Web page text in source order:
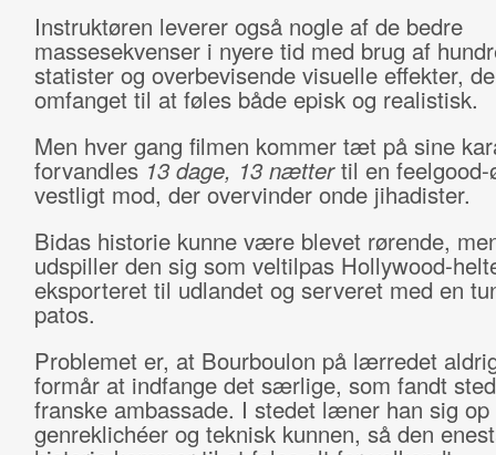
Instruktøren leverer også nogle af de bedre
massesekvenser i nyere tid med brug af
statister og overbevisende visuelle effekter,
omfanget til at føles både episk og realistisk.
Men hver gang filmen kommer tæt på sine
forvandles13 dage, 13 nættertil en feelgood-
vestligt mod, der overvinder onde jihadister.
Bidas historie kunne være blevet rørende,
udspiller den sig som veltilpas Hollywood-
eksporteret til udlandet og serveret med en
patos.
Problemet er, at Bourboulon på lærredet
formår at indfange det særlige, som fandt
franske ambassade. I stedet læner han sig op
genreklichéer og teknisk kunnen, så den